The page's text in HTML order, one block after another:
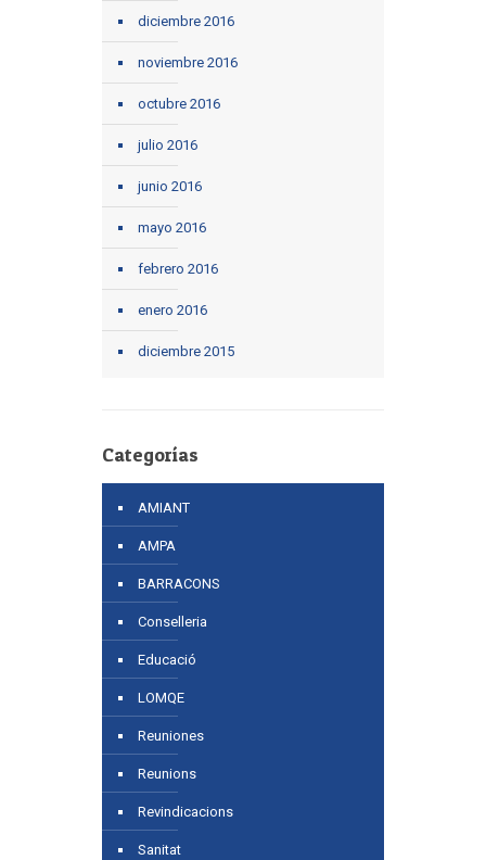
diciembre 2016
noviembre 2016
octubre 2016
julio 2016
junio 2016
mayo 2016
febrero 2016
enero 2016
diciembre 2015
Categorías
AMIANT
AMPA
BARRACONS
Conselleria
Educació
LOMQE
Reuniones
Reunions
Revindicacions
Sanitat